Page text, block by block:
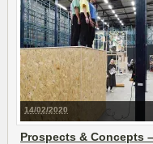
14/02/2020
Prospects & Concepts –